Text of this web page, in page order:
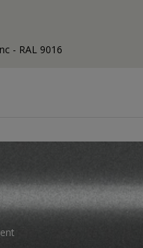
- RAL 9016